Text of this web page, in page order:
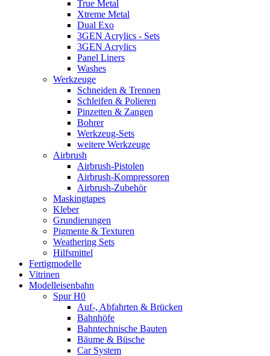
True Metal
Xtreme Metal
Dual Exo
3GEN Acrylics - Sets
3GEN Acrylics
Panel Liners
Washes
Werkzeuge
Schneiden & Trennen
Schleifen & Polieren
Pinzetten & Zangen
Bohrer
Werkzeug-Sets
weitere Werkzeuge
Airbrush
Airbrush-Pistolen
Airbrush-Kompressoren
Airbrush-Zubehör
Maskingtapes
Kleber
Grundierungen
Pigmente & Texturen
Weathering Sets
Hilfsmittel
Fertigmodelle
Vitrinen
Modelleisenbahn
Spur H0
Auf-, Abfahrten & Brücken
Bahnhöfe
Bahntechnische Bauten
Bäume & Büsche
Car System